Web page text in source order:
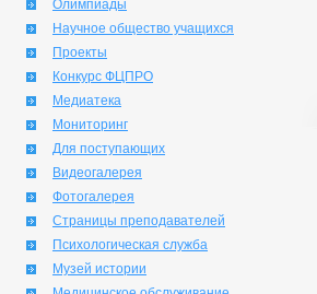
Олимпиады
Научное общество учащихся
Проекты
Конкурс ФЦПРО
Медиатека
Мониторинг
Для поступающих
Видеогалерея
Фотогалерея
Страницы преподавателей
Психологическая служба
Музей истории